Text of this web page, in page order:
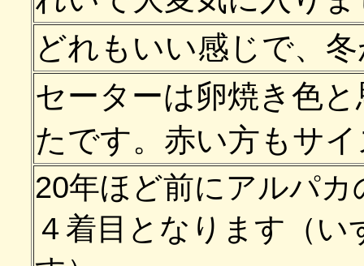
どれもいい感じで、
セーターは卵焼き色
たです。赤い方もサ
20年ほど前にアルパ
４着目となります（